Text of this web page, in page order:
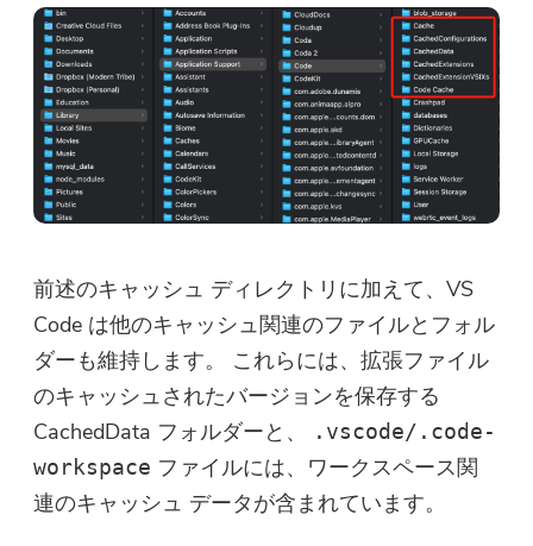
前述のキャッシュ ディレクトリに加えて、VS
Code は他のキャッシュ関連のファイルとフォル
ダーも維持します。 これらには、拡張ファイル
のキャッシュされたバージョンを保存する
CachedData フォルダーと、
.vscode/.code-
workspace ファイルには、ワークスペース関
連のキャッシュ データが含まれています。